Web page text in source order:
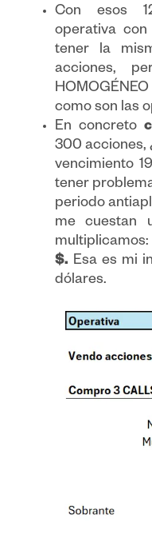
Con esos
operativa
tener la
acciones,
como son las
En concreto
300
vencimiento
tener
periodo
me cuestan
multiplicamos:
$. Esa es mi
dólares.